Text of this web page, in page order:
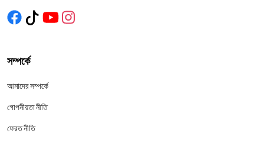
সম্পর্কে
আমাদের সম্পর্কে
গোপনীয়তা নীতি
ফেরত নীতি